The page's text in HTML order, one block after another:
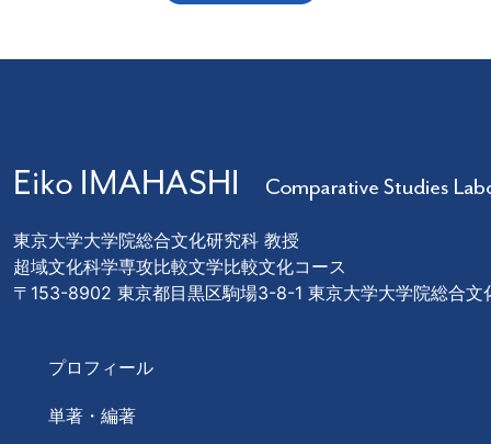
東京大学大学院総合文化研究科 教授
超域文化科学専攻比較文学比較文化コース
〒153-8902 東京都目黒区駒場3-8-1 東京大学大学院総合文
プロフィール
単著・編著